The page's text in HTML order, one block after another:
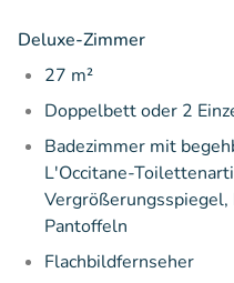
Deluxe-Zimmer
27 m²
Doppelbett oder 2
Badezimmer mit
L'Occitane-
Pantoffeln
Flachbildfernseher